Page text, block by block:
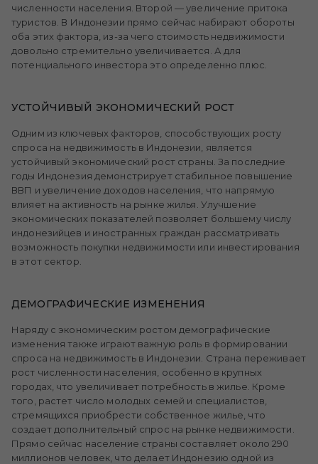
численности населения. Второй — увеличение притока
туристов. В Индонезии прямо сейчас набирают обороты
оба этих фактора, из-за чего стоимость недвижимости
довольно стремительно увеличивается. А для
потенциального инвестора это определенно плюс.
УСТОЙЧИВЫЙ ЭКОНОМИЧЕСКИЙ РОСТ
Одним из ключевых факторов, способствующих росту
спроса на недвижимость в Индонезии, является
устойчивый экономический рост страны. За последние
годы Индонезия демонстрирует стабильное повышение
ВВП и увеличение доходов населения, что напрямую
влияет на активность на рынке жилья. Улучшение
экономических показателей позволяет большему числу
индонезийцев и иностранных граждан рассматривать
возможность покупки недвижимости или инвестирования
в этот сектор.
ДЕМОГРАФИЧЕСКИЕ ИЗМЕНЕНИЯ
Наряду с экономическим ростом демографические
изменения также играют важную роль в формировании
спроса на недвижимость в Индонезии. Страна переживает
рост численности населения, особенно в крупных
городах, что увеличивает потребность в жилье. Кроме
того, растет число молодых семей и специалистов,
стремящихся приобрести собственное жилье, что
создает дополнительный спрос на рынке недвижимости.
Прямо сейчас население страны составляет около 290
миллионов человек, что делает Индонезию одной из